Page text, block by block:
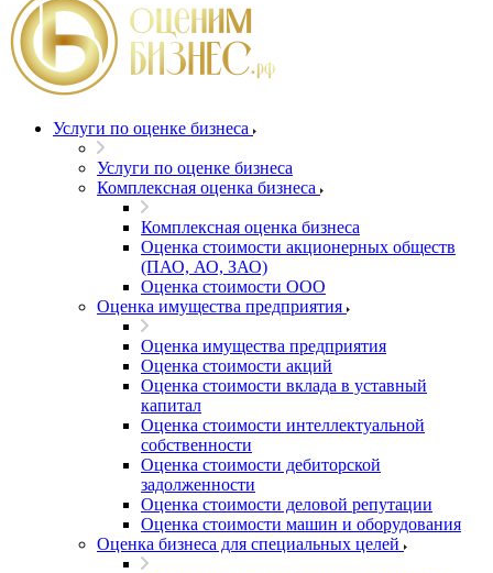
Услуги по оценке бизнеса
Услуги по оценке бизнеса
Комплексная оценка бизнеса
Комплексная оценка бизнеса
Оценка стоимости акционерных обществ
(ПАО, АО, ЗАО)
Оценка стоимости ООО
Оценка имущества предприятия
Оценка имущества предприятия
Оценка стоимости акций
Оценка стоимости вклада в уставный
капитал
Оценка стоимости интеллектуальной
собственности
Оценка стоимости дебиторской
задолженности
Оценка стоимости деловой репутации
Оценка стоимости машин и оборудования
Оценка бизнеса для специальных целей